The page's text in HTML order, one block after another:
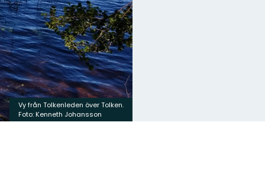
Vy från Tolkenleden över Tolken.
Foto: Kenneth Johansson